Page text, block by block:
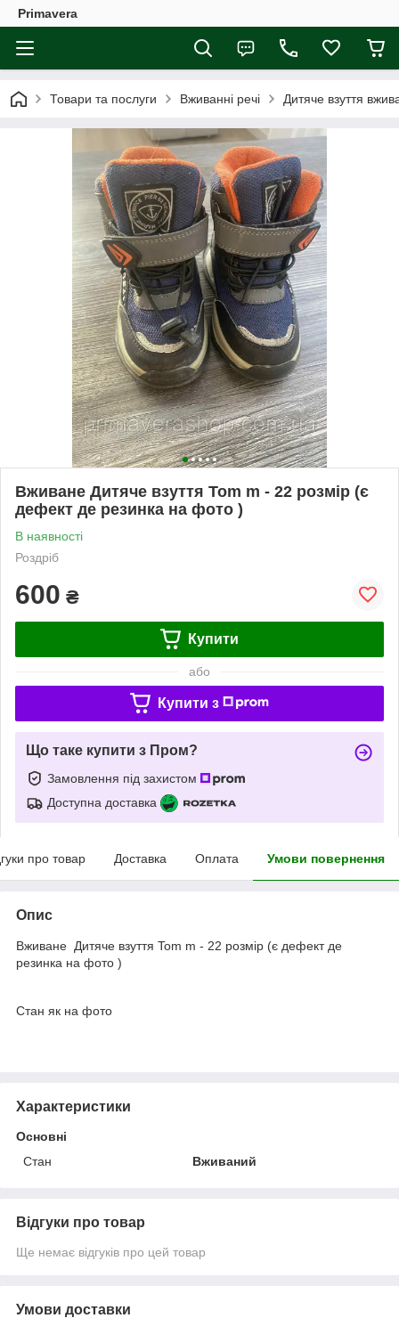
Primavera
Товари та послуги Вживанні речі Дитяче взуття
Вживане Дитяче взуття Tom m - 22 розмір (є
дефект де резинка на фото )
В наявності
Роздріб
600 ₴
Купити
або
Купити з
Що таке купити з Пром?
Замовлення під захистом
Доступна доставка
про товар Доставка Оплата Умови повернення
Опис
Вживане Дитяче взуття Tom m - 22 розмір (є дефект де
резинка на фото )
Стан як на фото
Характеристики
Основні
Стан
Вживаний
Відгуки про товар
Ще немає відгуків про цей товар
Умови доставки